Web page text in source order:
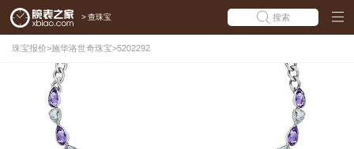
> 查珠宝 搜索
珠宝报价>施华洛世奇珠宝>5202292